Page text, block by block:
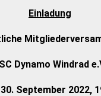
Einladung
Dynamo Windrad
September 2022,